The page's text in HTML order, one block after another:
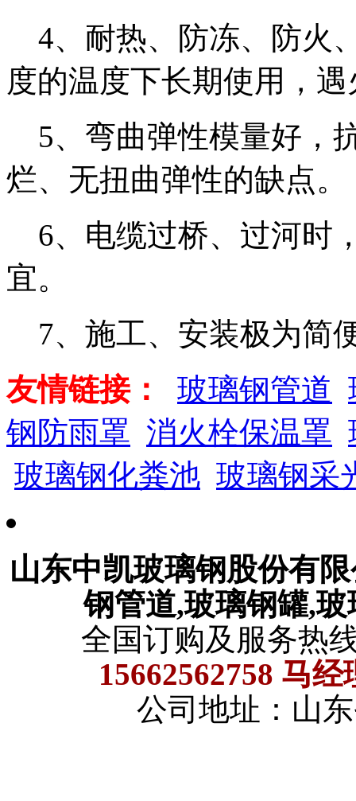
4、耐热、防冻、防火
度的温度下长期使用，
5、弯曲弹性模量好，
烂、无扭曲弹性的缺点。
6、电缆过桥、过河时
宜。
7、施工、安装极为简
友情链接：
玻璃钢管道
钢防雨罩 消火栓保温罩
玻璃钢化粪池 玻璃钢采
山东中凯玻璃钢股份有
钢管道,玻璃钢罐,
全国订购及服务热
15662562758 马
公司地址：山